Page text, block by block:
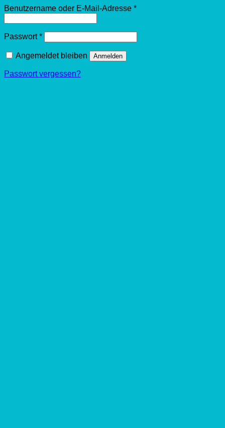
Benutzername oder E-Mail-Adresse *
Passwort*
Angemeldet bleiben Anmelden
Passwort vergessen?